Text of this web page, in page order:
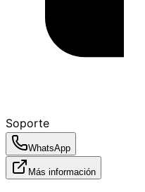
Soporte
WhatsApp
Más información